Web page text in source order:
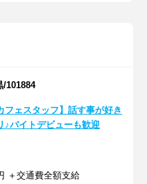
101884
フェスタッフ】話す事が好き
♪バイトデビューも歓迎
＋交通費全額支給